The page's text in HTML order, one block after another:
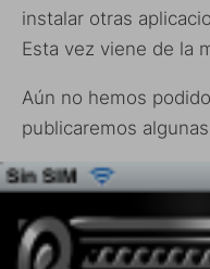
instalar otras
Esta vez viene de la
Aún no hemos
publicaremos